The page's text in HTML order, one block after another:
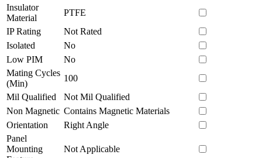
Insulator
Material
PTFE
IP Rating
Not Rated
Isolated
No
Low PIM
No
Mating Cycles
(Min)
100
Mil Qualified
Not Mil Qualified
Non Magnetic Contains Magnetic Materials
Orientation
Right Angle
Panel
Mounting
Not Applicable